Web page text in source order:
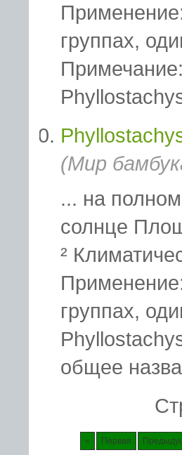
группах,
(Мир
... на
солнце
²
группах,
общее
« Первая